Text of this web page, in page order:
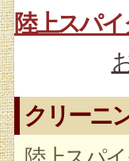
クリーニ